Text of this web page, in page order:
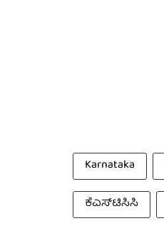
Karnataka
ಕೆಎಸ್‌ಟಿಸಿಸಿ